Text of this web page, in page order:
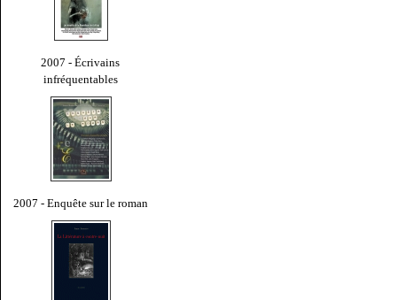
2007 - Écrivains
infréquentables
2007 - Enquête sur le roman